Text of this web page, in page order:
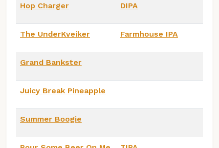
Hop Charger DIPA
The UnderKveiker Farmhouse IPA
Grand Bankster
Juicy Break Pineapple
Summer Boogie